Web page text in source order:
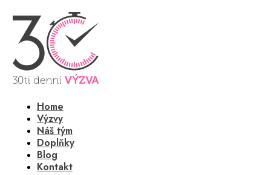
Home
Výzvy
Náš tým
Doplňky
Blog
Kontakt